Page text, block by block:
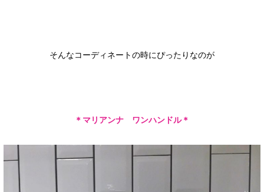
そんなコーディネートの時にぴったりなのが
＊マリアンナ ワンハンドル＊